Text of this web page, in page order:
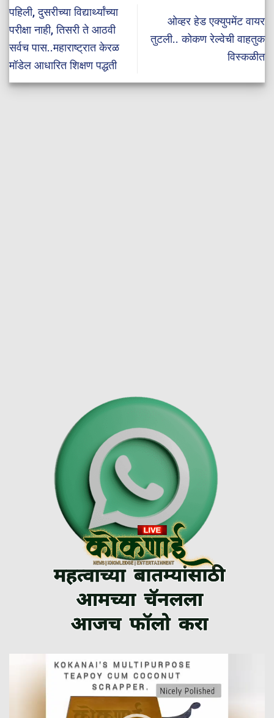
पहिली, दुसरीच्या विद्यार्थ्यांच्या
परीक्षा नाही, तिसरी ते आठवी
सर्वच पास..महाराष्ट्रात केरळ
मॉडेल आधारित शिक्षण पद्धती
ओव्हर हेड एक्युपमेंट वायर
तुटली.. कोकण रेल्वेची वाहतुक
विस्कळीत